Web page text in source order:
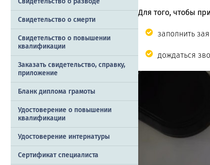
Свидетельство о смерти
Свидетельство о повышении
квалификации
Заказать cвидетельство, справку,
приложение
Бланк диплома грамоты
Удостоверение о повышении
квалификации
Удостоверение интернатуры
Сертификат специалиста
Для того, чтобы
заполнить
дождаться